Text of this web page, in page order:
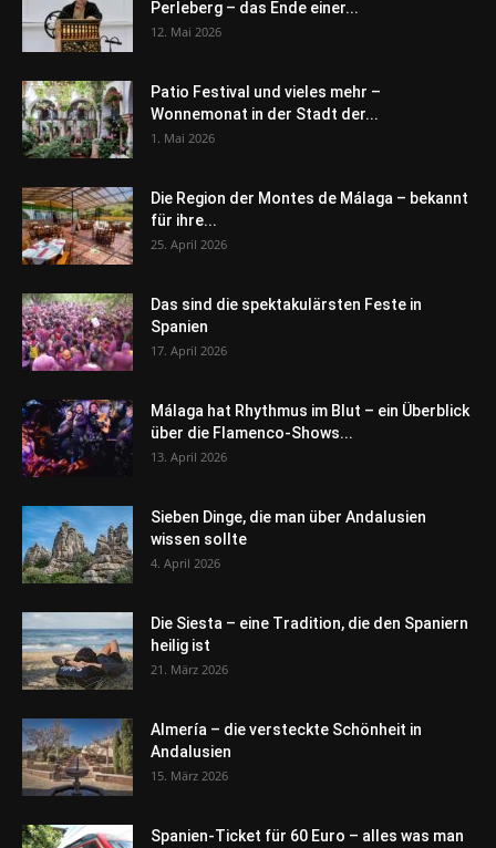
Perleberg – das Ende einer...
12. Mai 2026
Patio Festival und vieles mehr –
Wonnemonat in der Stadt der...
1. Mai 2026
Die Region der Montes de Málaga – bekannt
für ihre...
25. April 2026
Das sind die spektakulärsten Feste in
Spanien
17. April 2026
Málaga hat Rhythmus im Blut – ein Überblick
über die Flamenco-Shows...
13. April 2026
Sieben Dinge, die man über Andalusien
wissen sollte
4. April 2026
Die Siesta – eine Tradition, die den Spaniern
heilig ist
21. März 2026
Almería – die versteckte Schönheit in
Andalusien
15. März 2026
Spanien-Ticket für 60 Euro – alles was man